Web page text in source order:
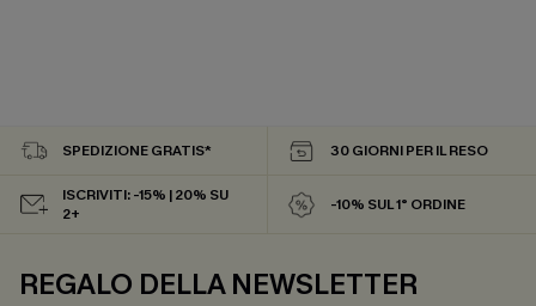
SPEDIZIONE GRATIS* 30 GIORNI PER IL RESO
ISCRIVITI: -15% | 20% SU
2+
-10% SUL 1° ORDINE
REGALO DELLA NEWSLETTER